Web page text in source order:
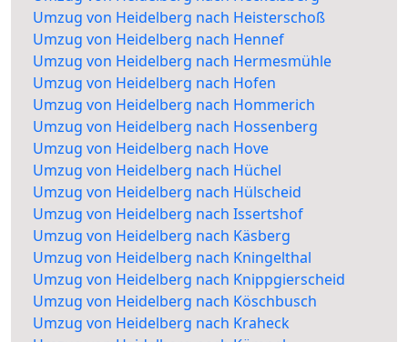
Umzug von Heidelberg nach Heisterschoß
Umzug von Heidelberg nach Hennef
Umzug von Heidelberg nach Hermesmühle
Umzug von Heidelberg nach Hofen
Umzug von Heidelberg nach Hommerich
Umzug von Heidelberg nach Hossenberg
Umzug von Heidelberg nach Hove
Umzug von Heidelberg nach Hüchel
Umzug von Heidelberg nach Hülscheid
Umzug von Heidelberg nach Issertshof
Umzug von Heidelberg nach Käsberg
Umzug von Heidelberg nach Kningelthal
Umzug von Heidelberg nach Knippgierscheid
Umzug von Heidelberg nach Köschbusch
Umzug von Heidelberg nach Kraheck